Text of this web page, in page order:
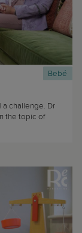
Bebé
a challenge. Dr
the topic of